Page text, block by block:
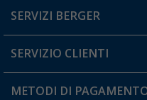
Hai una domanda?
SERVIZI BERGER
Diventare rivenditori
Il mio Account
SERVIZIO CLIENTI
Informazioni sulla spedizione
METODI DI